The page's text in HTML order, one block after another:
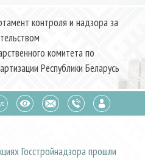
контроля и надзора за
комитета по
Республики Беларусь
Госстройнадзора прошли